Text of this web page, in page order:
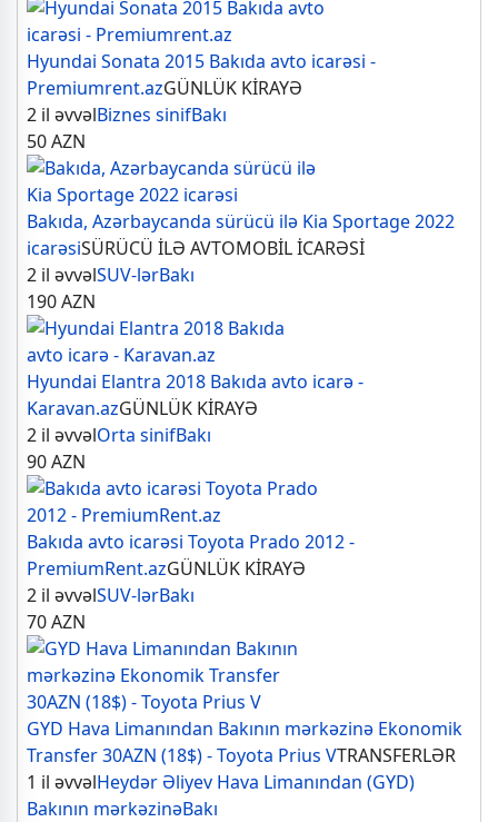
Hyundai Sonata 2015 Bakıda avto icarəsi -
Premiumrent.azGÜNLÜK KİRAYƏ
2 il əvvəlBiznes sinifBakı
50AZN
Bakıda, Azərbaycanda sürücü ilə Kia Sportage 2022
icarəsiSÜRÜCÜ İLƏ AVTOMOBİL İCARƏSİ
2 il əvvəlSUV-lərBakı
190AZN
Hyundai Elantra 2018 Bakıda avto icarə -
Karavan.azGÜNLÜK KİRAYƏ
2 il əvvəlOrta sinifBakı
90AZN
Bakıda avto icarəsi Toyota Prado 2012 -
PremiumRent.azGÜNLÜK KİRAYƏ
2 il əvvəlSUV-lərBakı
70AZN
GYD Hava Limanından Bakının mərkəzinə Ekonomik
Transfer 30AZN (18$) - Toyota Prius VTRANSFERLƏR
1 il əvvəlHeydər Əliyev Hava Limanından (GYD)
Bakının mərkəzinəBakı